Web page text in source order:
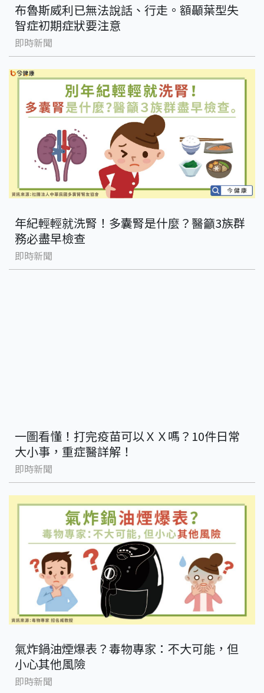
布魯斯威利已無法說話、行走。額顳葉型失
智症初期症狀要注意
即時新聞
年紀輕輕就洗腎！多囊腎是什麼？醫籲3族群
務必盡早檢查
即時新聞
一圖看懂！打完疫苗可以ＸＸ嗎？10件日常
大小事，重症醫詳解！
即時新聞
氣炸鍋油煙爆表？毒物專家：不大可能，但
小心其他風險
即時新聞